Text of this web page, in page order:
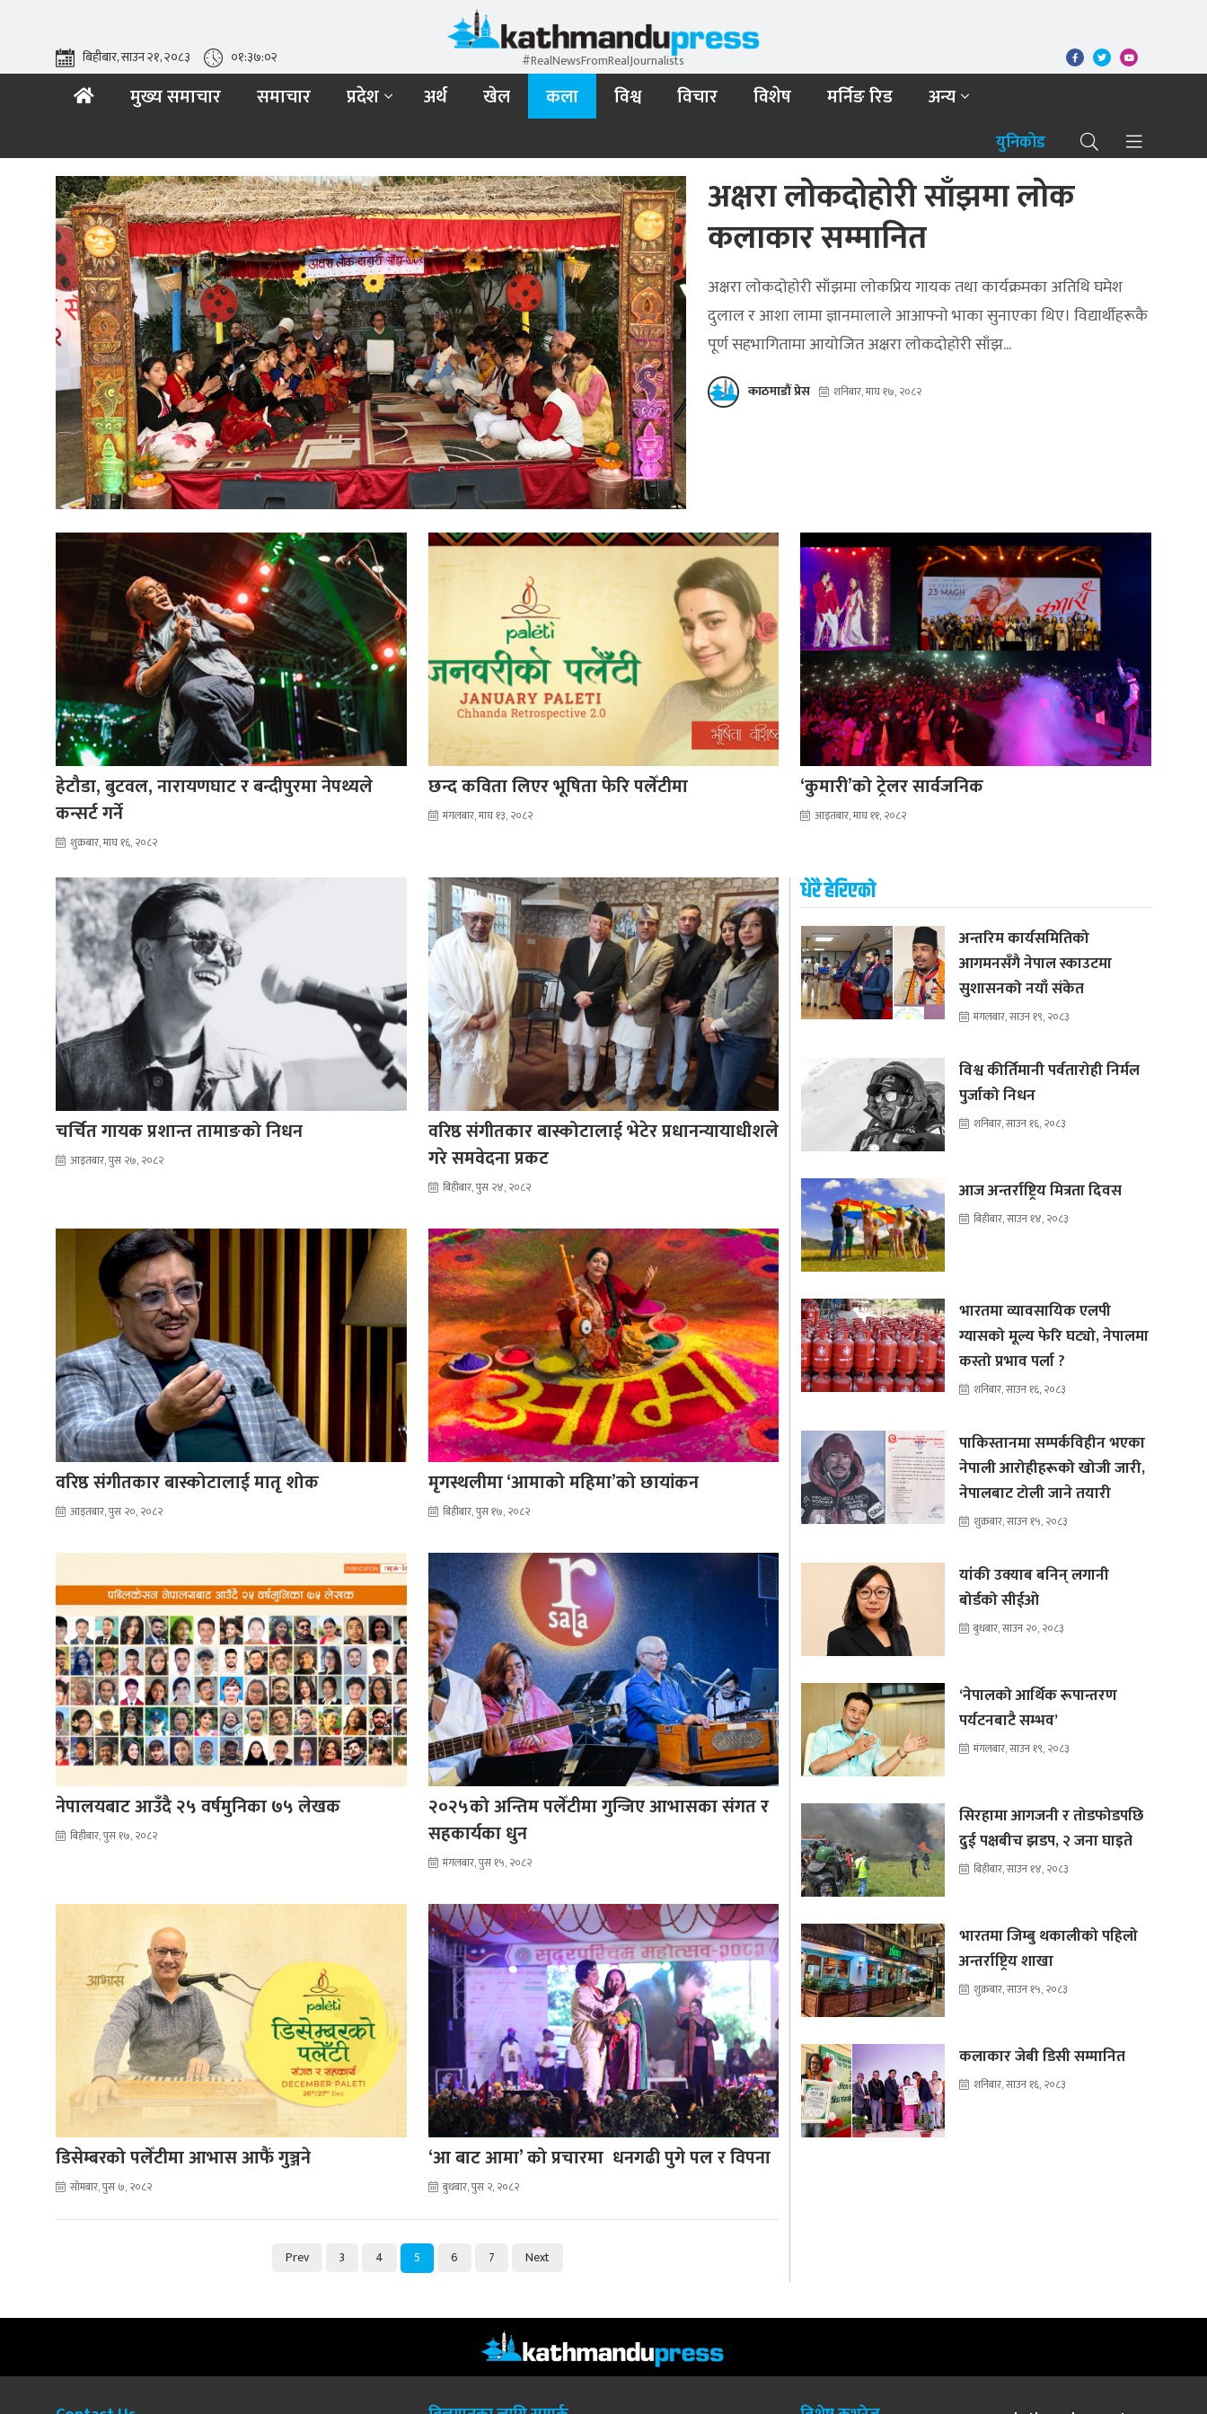
#RealNewsFromRealJournalists
बिहीबार, साउन २१, २०८३ ०१:३७:०४
मुख्य समाचार समाचार प्रदेश अर्थ खेल कला विश्व विचार विशेष मर्निङ रिड अन्य
युनिकोड
अक्षरा लाेकदाेहाेरी साँझमा लाेक
कलाकार सम्मानित
अक्षरा लाेकदाेहाेरी साँझमा लाेकप्रिय गायक तथा कार्यक्रमका अतिथि घमेश
दुलाल र आशा लामा ज्ञानमालाले आआफ्नाे भाका सुनाएका थिए। विद्यार्थीहरूकै
पूर्ण सहभागितामा आयाेजित अक्षरा लाेकदाेहाेरी साँझ...
काठमाडौं प्रेस शनिबार, माघ १७, २०८२
हेटौडा, बुटवल, नारायणघाट र बन्दीपुरमा नेपथ्यले
कन्सर्ट गर्ने
शुक्रबार, माघ १६, २०८२
छन्द कविता लिएर भूषिता फेरि पलेँटीमा
मंगलबार, माघ १३, २०८२
‘कुमारी’को ट्रेलर सार्वजनिक
आइतबार, माघ ११, २०८२
चर्चित गायक प्रशान्त तामाङको निधन
आइतबार, पुस २७, २०८२
वरिष्ठ संगीतकार बास्कोटालाई भेटेर प्रधानन्यायाधीशले
गरे समवेदना प्रकट
बिहीबार, पुस २४, २०८२
वरिष्ठ संगीतकार बास्कोटालाई मातृ शोक
आइतबार, पुस २०, २०८२
मृगस्थलीमा ‘आमाको महिमा’को छायांकन
बिहीबार, पुस १७, २०८२
नेपालयबाट आउँदै २५ वर्षमुनिका ७५ लेखक
बिहीबार, पुस १७, २०८२
२०२५को अन्तिम पलेँटीमा गुन्जिए आभासका संगत र
सहकार्यका धुन
मंगलबार, पुस १५, २०८२
डिसेम्बरको पलेँटीमा आभास आफैं गुञ्जने
सोमबार, पुस ७, २०८२
‘आ बाट आमा’ को प्रचारमा धनगढी पुगे पल र विपना
बुधबार, पुस २, २०८२
Prev 3 4 5 6 7 Next
धेरै हेरिएको
अन्तरिम कार्यसमितिको
आगमनसँगै नेपाल स्काउटमा
सुशासनको नयाँ संकेत
मंगलबार, साउन १९, २०८३
विश्व कीर्तिमानी पर्वतारोही निर्मल
पुर्जाको निधन
शनिबार, साउन १६, २०८३
आज अन्तर्राष्ट्रिय मित्रता दिवस
बिहीबार, साउन १४, २०८३
भारतमा व्यावसायिक एलपी
ग्यासको मूल्य फेरि घट्यो, नेपालमा
कस्तो प्रभाव पर्ला ?
शनिबार, साउन १६, २०८३
पाकिस्तानमा सम्पर्कविहीन भएका
नेपाली आरोहीहरूको खोजी जारी,
नेपालबाट टोली जाने तयारी
शुक्रबार, साउन १५, २०८३
यांकी उक्याब बनिन् लगानी
बोर्डको सीईओ
बुधबार, साउन २०, २०८३
‘नेपालको आर्थिक रूपान्तरण
पर्यटनबाटै सम्भव’
मंगलबार, साउन १९, २०८३
सिरहामा आगजनी र तोडफोडपछि
दुई पक्षबीच झडप, २ जना घाइते
बिहीबार, साउन १४, २०८३
भारतमा जिम्बु थकालीको पहिलो
अन्तर्राष्ट्रिय शाखा
शुक्रबार, साउन १५, २०८३
कलाकार जेबी डिसी सम्मानित
शनिबार, साउन १६, २०८३